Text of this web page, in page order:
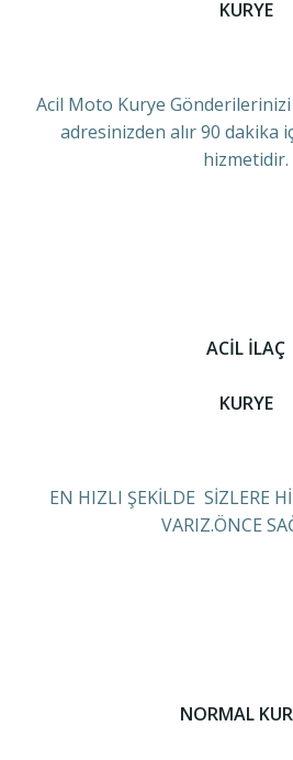
KURYE
Acil Moto Kurye
adresinizden alır 90 dakika
hizmetidir.
ACİL İLAÇ
KURYE
EN HIZLI ŞEKİLDE SİZLERE
VARIZ.ÖNCE
NORMAL